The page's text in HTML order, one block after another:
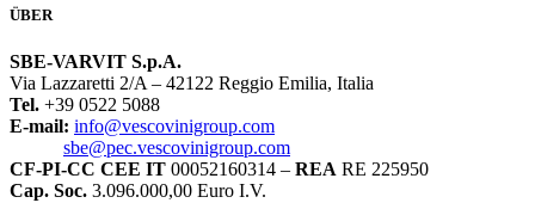
ÜBER
SBE-VARVIT S.p.A.
Via Lazzaretti 2/A – 42122 Reggio Emilia, Italia
Tel. +39 0522 5088
E-mail: info@vescovinigroup.com
sbe@pec.vescovinigroup.com
CF-PI-CC CEE IT 00052160314 – REA RE 225950
Cap. Soc. 3.096.000,00 Euro I.V.